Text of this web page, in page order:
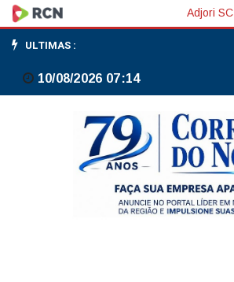
Qualicorp
anuncia
Eduardo
Oliveira
Adjori SC
ULTIMAS :
10/08/2026 07:14